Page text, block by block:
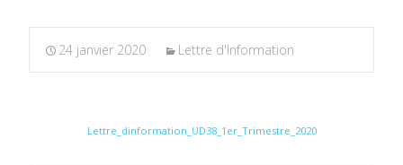
24 janvier 2020 Lettre d'Information
Lettre_dinformation_UD38_1er_Trimestre_2020